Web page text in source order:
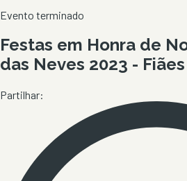
Evento terminado
Festas em Honra de
das Neves 2023 - Fiães
Partilhar: